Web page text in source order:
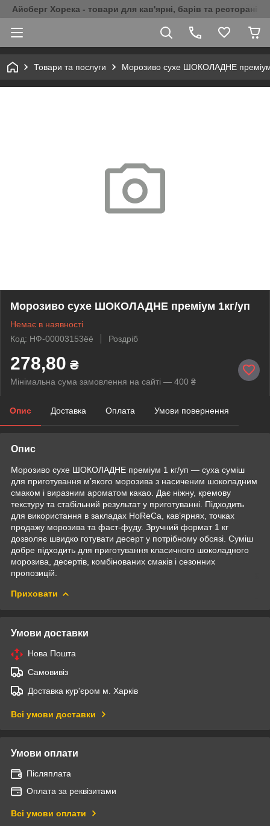
Айсберг Хорека - товари для кав'ярні, барів та ресторанів
Товари та послуги Морозиво сухе ШОКОЛАДНЕ преміум
Морозиво сухе ШОКОЛАДНЕ преміум 1кг/уп
Немає в наявності
Код: НФ-00003153ёё
Роздріб
278,80 ₴
Мінімальна сума замовлення на сайті — 400 ₴
Опис Доставка Оплата Умови повернення
Опис
Морозиво сухе ШОКОЛАДНЕ преміум 1 кг/уп — суха суміш
для приготування м’якого морозива з насиченим шоколадним
смаком і виразним ароматом какао. Дає ніжну, кремову
текстуру та стабільний результат у приготуванні. Підходить
для використання в закладах HoReCa, кав’ярнях, точках
продажу морозива та фаст-фуду. Зручний формат 1 кг
дозволяє швидко готувати десерт у потрібному обсязі. Суміш
добре підходить для приготування класичного шоколадного
морозива, десертів, комбінованих смаків і сезонних
пропозицій.
Приховати
Умови доставки
Нова Пошта
Самовивіз
Доставка кур'єром м. Харків
Всі умови доставки
Умови оплати
Післяплата
Оплата за реквізитами
Всі умови оплати